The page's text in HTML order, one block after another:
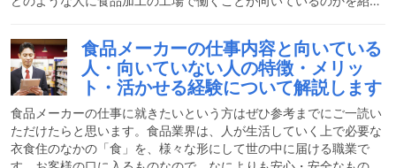
考えている人の参考になれば幸いです。食品加工はどんな仕事？食
品加工とは、簡単に言ってしまうと食品を加工してスーパーなどで
並ぶ商品にすることです。皆さんも買い物をする際に、様々な食品
の加工品を目にしているかと思います。生鮮食品から保存食品ま
で、ありとあらゆるものが、どこかの食品加工の工場から製造・出
荷
食品メーカーの仕事内容と向いている
人・向いていない人の特徴・メリッ
ト・活かせる経験について解説します
食品メーカーの仕事に就きたいという方はぜひ参考までにご一読い
ただけたらと思います。食品業界は、人が生活していく上で必要な
衣食住のなかの「食」を、様々な形にして世の中に届ける職業で